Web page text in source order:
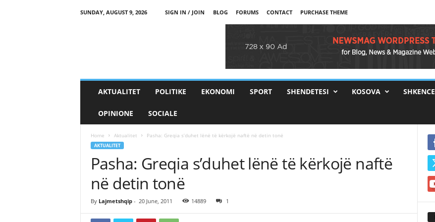
SUNDAY, AUGUST 9, 2026 SIGN IN / JOIN BLOG FORUMS CONTACT PURCHASE THEME
AKTUALITET POLITIKE EKONOMI SPORT SHENDETESI KOSOVA SHKENCE
OPINIONE SOCIALE
Home Aktualitet Pasha: Greqia s’duhet lënë të kërkojë naftë në detin tonë
AKTUALITET
Pasha: Greqia s’duhet lënë të kërkojë naftë
në detin tonë
By Lajmetshqip- 20 June, 2011 14889 1